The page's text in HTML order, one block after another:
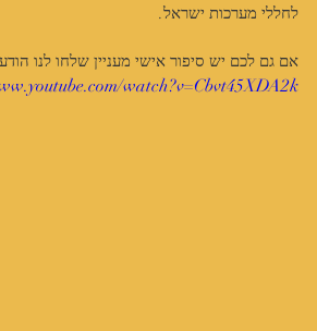
לחללי מערכות ישראל.
אם גם לכם יש סיפור אישי מעניין שלחו לנו
watch?v=Cbvt45XDA2k